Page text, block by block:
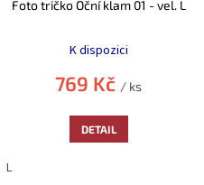
Foto tričko Oční klam 01 - vel. L
hodnocení
produktu
je
5,0
z
5
hvězdiček.
K dispozici
769 Kč / ks
DETAIL
L